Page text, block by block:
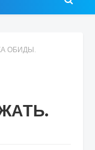
ОБИДЫ.